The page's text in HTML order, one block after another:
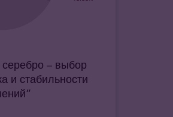
– выбор
и стабильности